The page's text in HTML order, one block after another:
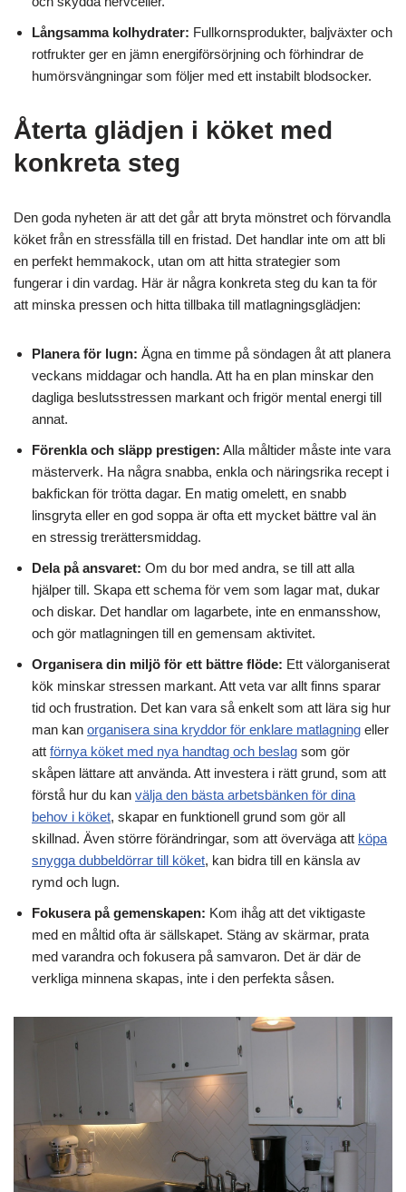
Långsamma kolhydrater: Fullkornsprodukter, baljväxter och
rotfrukter ger en jämn energiförsörjning och förhindrar de
humörsvängningar som följer med ett instabilt blodsocker.
Återta glädjen i köket med
konkreta steg
Den goda nyheten är att det går att bryta mönstret och förvandla
köket från en stressfälla till en fristad. Det handlar inte om att bli
en perfekt hemmakock, utan om att hitta strategier som
fungerar i din vardag. Här är några konkreta steg du kan ta för
att minska pressen och hitta tillbaka till matlagningsglädjen:
Planera för lugn: Ägna en timme på söndagen åt att planera
veckans middagar och handla. Att ha en plan minskar den
dagliga beslutsstressen markant och frigör mental energi till
annat.
Förenkla och släpp prestigen: Alla måltider måste inte vara
mästerverk. Ha några snabba, enkla och näringsrika recept i
bakfickan för trötta dagar. En matig omelett, en snabb
linsgryta eller en god soppa är ofta ett mycket bättre val än
en stressig trerättersmiddag.
Dela på ansvaret: Om du bor med andra, se till att alla
hjälper till. Skapa ett schema för vem som lagar mat, dukar
och diskar. Det handlar om lagarbete, inte en enmansshow,
och gör matlagningen till en gemensam aktivitet.
Organisera din miljö för ett bättre flöde: Ett välorganiserat
kök minskar stressen markant. Att veta var allt finns sparar
tid och frustration. Det kan vara så enkelt som att lära sig hur
man kan organisera sina kryddor för enklare matlagning eller
att förnya köket med nya handtag och beslag som gör
skåpen lättare att använda. Att investera i rätt grund, som att
förstå hur du kan välja den bästa arbetsbänken för dina
behov i köket, skapar en funktionell grund som gör all
skillnad. Även större förändringar, som att överväga att köpa
snygga dubbeldörrar till köket, kan bidra till en känsla av
rymd och lugn.
Fokusera på gemenskapen: Kom ihåg att det viktigaste
med en måltid ofta är sällskapet. Stäng av skärmar, prata
med varandra och fokusera på samvaron. Det är där de
verkliga minnena skapas, inte i den perfekta såsen.